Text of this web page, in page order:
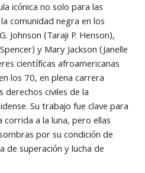
icónica no solo para las
comunidad negra en los
Johnson (Taraji P. Henson),
y Mary Jackson (Janelle
científicas afroamericanas
los 70, en plena carrera
derechos civiles de la
Su trabajo fue clave para
a la luna, pero ellas
por su condición de
de superación y lucha de